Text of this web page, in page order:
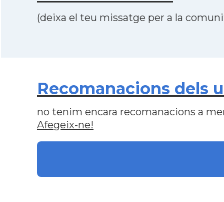
(deixa el teu missatge per a la
Recomanacions dels
no tenim encara recomanacions a
Afegeix-ne!